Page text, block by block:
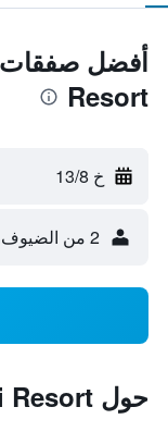
Resort
خ 13/8
2 من الضيوف، غرفة واحدة
حول Pavilion Rim Kwai Resort